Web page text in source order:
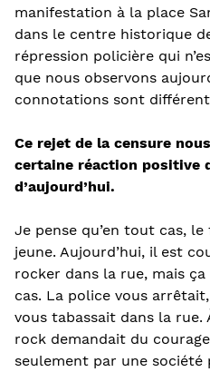
manifestation à la place
dans le centre historique
répression policière qui
que nous observons
connotations sont
Ce rejet de la censure
certaine réaction positive
d’aujourd’hui.
Je pense qu’en tout cas,
jeune. Aujourd’hui, il est
rocker dans la rue, mais
cas. La police vous
vous tabassait dans la rue.
rock demandait du
seulement par une